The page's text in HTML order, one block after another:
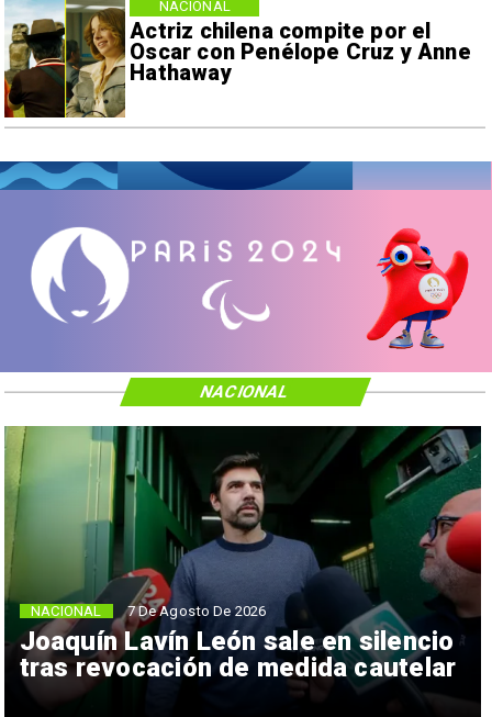
Actriz chilena compite por el
Oscar con Penélope Cruz y Anne
Hathaway
NACIONAL
Joaquín Lavín León sale en silencio
tras revocación de medida cautelar
NACIONAL 7 De Agosto De 2026
NACIONAL